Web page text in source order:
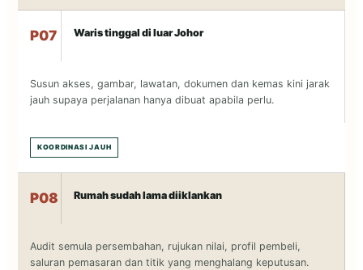
P07 Waris tinggal di luar Johor
Susun akses, gambar, lawatan, dokumen dan kemas kini jarak
jauh supaya perjalanan hanya dibuat apabila perlu.
KOORDINASI JAUH
P08 Rumah sudah lama diiklankan
Audit semula persembahan, rujukan nilai, profil pembeli,
saluran pemasaran dan titik yang menghalang keputusan.